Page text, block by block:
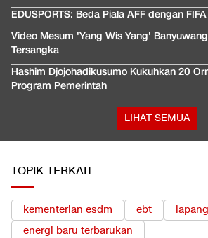
EDUSPORTS: Beda Piala AFF dengan
Video Mesum 'Yang Wis Yang'
Tersangka
Hashim Djojohadikusumo Kukuhkan 20
Program Pemerintah
LIHAT SEMUA
TOPIK TERKAIT
kementerian esdm ebt
energi baru terbarukan